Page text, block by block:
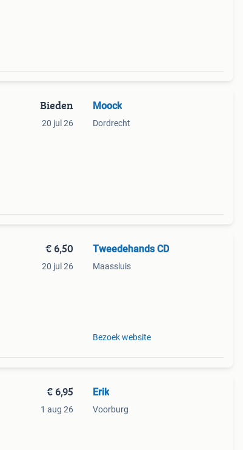
Bieden
20 jul 26
Moock
Dordrecht
€ 6,50
20 jul 26
Tweedehands CD
Maassluis
Bezoek website
€ 6,95
1 aug 26
Erik
Voorburg